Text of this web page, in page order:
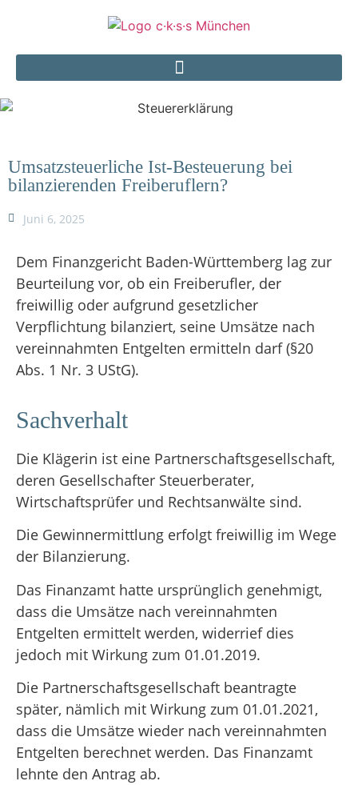
Umsatzsteuerliche Ist-Besteuerung bei
bilanzierenden Freiberuflern?
Juni 6, 2025
Dem Finanzgericht Baden-Württemberg lag zur
Beurteilung vor, ob ein Freiberufler, der
freiwillig oder aufgrund gesetzlicher
Verpflichtung bilanziert, seine Umsätze nach
vereinnahmten Entgelten ermitteln darf (§20
Abs. 1 Nr. 3 UStG).
Sachverhalt
Die Klägerin ist eine Partnerschaftsgesellschaft,
deren Gesellschafter Steuerberater,
Wirtschaftsprüfer und Rechtsanwälte sind.
Die Gewinnermittlung erfolgt freiwillig im Wege
der Bilanzierung.
Das Finanzamt hatte ursprünglich genehmigt,
dass die Umsätze nach vereinnahmten
Entgelten ermittelt werden, widerrief dies
jedoch mit Wirkung zum 01.01.2019.
Die Partnerschaftsgesellschaft beantragte
später, nämlich mit Wirkung zum 01.01.2021,
dass die Umsätze wieder nach vereinnahmten
Entgelten berechnet werden. Das Finanzamt
lehnte den Antrag ab.